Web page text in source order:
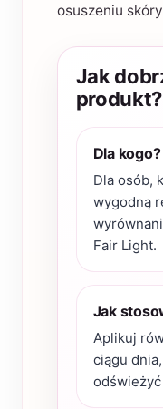
osuszeniu
Jak
produkt?
Dla kogo?
Dla osób,
wygodną
Fair Light.
Jak
Aplikuj
ciągu